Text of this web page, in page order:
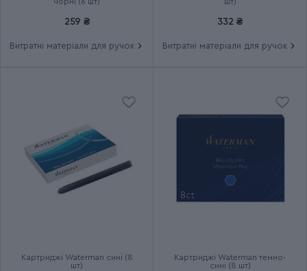
Картриджно-конвертерна
Група Opera Collection
Спецвипуск
259 ₴
Витратні матеріали для ручок
332 ₴
Витратні матеріали для ручок
Картриджі Waterman сині (8
шт)
Картриджі Waterman темно-
сині (8 шт)